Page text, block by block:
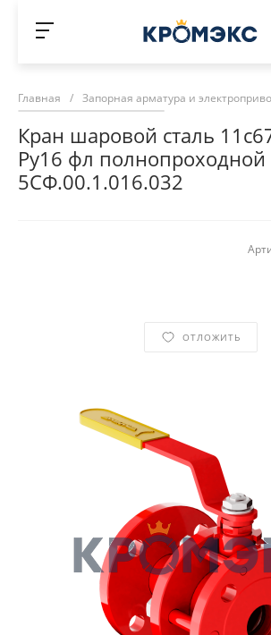
Главная / Запорная арматура и
Кран шаровой сталь
Ру16 фл
5СФ.00.1.016.032
ОТЛОЖИТЬ